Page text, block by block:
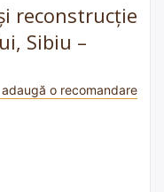
reconstrucție
Sibiu –
adaugă o recomandare